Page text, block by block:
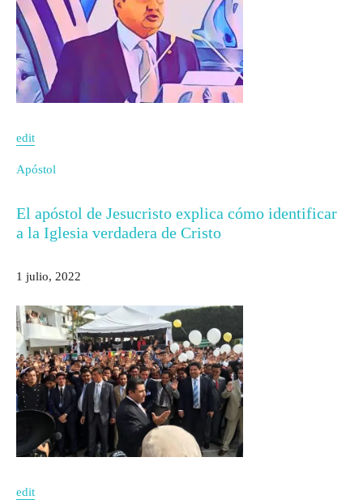
edit
Apóstol
El apóstol de Jesucristo explica cómo identificar
a la Iglesia verdadera de Cristo
1 julio, 2022
edit